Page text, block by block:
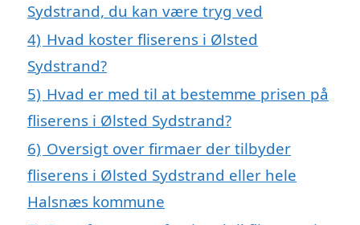
Sydstrand, du kan være tryg ved
4) Hvad koster fliserens i Ølsted
Sydstrand?
5) Hvad er med til at bestemme prisen på
fliserens i Ølsted Sydstrand?
6) Oversigt over firmaer der tilbyder
fliserens i Ølsted Sydstrand eller hele
Halsnæs kommune